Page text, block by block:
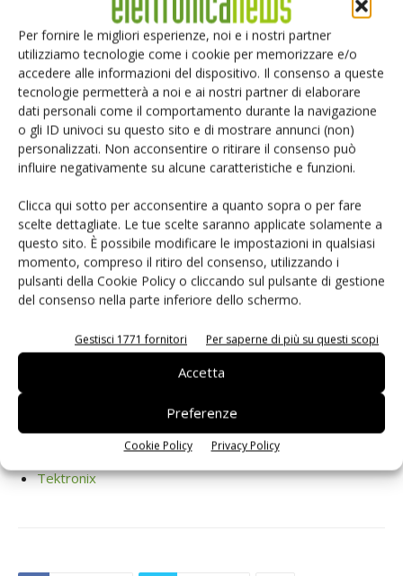
Per fornire le migliori esperienze, noi e i nostri partner
utilizziamo tecnologie come i cookie per memorizzare e/o
accedere alle informazioni del dispositivo. Il consenso a queste
tecnologie permetterà a noi e ai nostri partner di elaborare
dati personali come il comportamento durante la navigazione
o gli ID univoci su questo sito e di mostrare annunci (non)
personalizzati. Non acconsentire o ritirare il consenso può
influire negativamente su alcune caratteristiche e funzioni.
Clicca qui sotto per acconsentire a quanto sopra o per fare
scelte dettagliate. Le tue scelte saranno applicate solamente a
questo sito. È possibile modificare le impostazioni in qualsiasi
momento, compreso il ritiro del consenso, utilizzando i
pulsanti della Cookie Policy o cliccando sul pulsante di gestione
del consenso nella parte inferiore dello schermo.
Gestisci 1771 fornitori Per saperne di più su questi scopi
Accetta
Preferenze
Cookie Policy Privacy Policy
risparmiare tempo durante le operazioni di debugging e
diagnostica sui recenti protocolli ad alta velocità come Usb
SuperSpeed a 5Gb/s.
Sonde per una connettività più estesa
Un altro annuncio riguarda l'ampliamento della famiglia di sondeTriMode
P7500con dispositivi da 4, 6, e 8 GHz in aggiunta ai già disponibili da 13,
16 e 20 GHz. Questa serie di sonde permette agli utenti di cambiare
rapidamente e facilmente la modalità di misura tra differenziale seriale ad
alta velocità, single-ended e common mode, semplicemente premendo un
pulsante e senza dover riconfigurare la connessione con il dispositivo da
testare. Queste sonde condividono una ampia gamma di accessori, tra cui
mobile probing per applicazioni portatili e fisse, nuove connessioni
dispositivi di memoria, e connessioni a lunghezza estesa e ad alta
temperatura destinate a prove in ambienti ostili. Tra queste i clienti
potranno scegliere la combinazione che meglio soddisfa le loro necessità in
base al rapporto tra prezzo e prestazioni.
Tektronix